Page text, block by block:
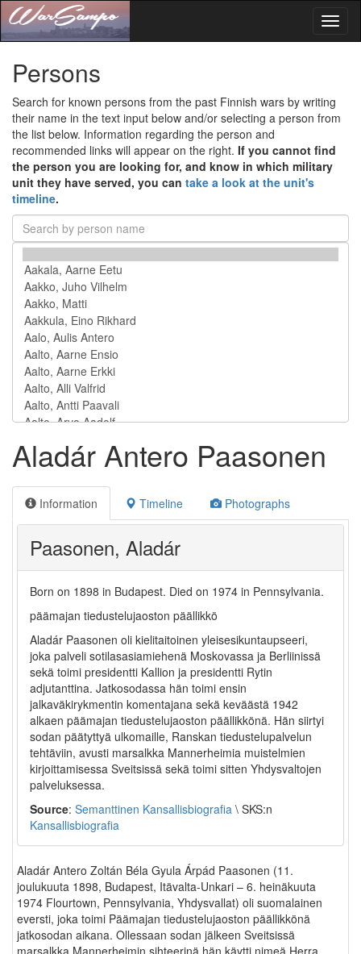
Persons
Search for known persons from the past Finnish wars by writing
their name in the text input below and/or selecting a person from
the list below. Information regarding the person and
recommended links will appear on the right. If you cannot find
the person you are looking for, and know in which military
unit they have served, you can take a look at the unit's
timeline.
Aladár Antero Paasonen
Information Timeline Photographs
Paasonen, Aladár
Born on 1898 in Budapest. Died on 1974 in Pennsylvania.
päämajan tiedustelujaoston päällikkö
Aladár Paasonen oli kielitaitoinen yleisesikuntaupseeri,
joka palveli sotilasasiamiehenä Moskovassa ja Berliinissä
sekä toimi presidentti Kallion ja presidentti Rytin
adjutanttina. Jatkosodassa hän toimi ensin
jalkaväkirykmentin komentajana sekä keväästä 1942
alkaen päämajan tiedustelujaoston päällikkönä. Hän siirtyi
sodan päätyttyä ulkomaille, Ranskan tiedustelupalvelun
tehtäviin, avusti marsalkka Mannerheimia muistelmien
kirjoittamisessa Sveitsissä sekä toimi sitten Yhdysvaltojen
palveluksessa.
Source: Semanttinen Kansallisbiografia \ SKS:n
Kansallisbiografia
Aladár Antero Zoltán Béla Gyula Árpád Paasonen (11.
joulukuuta 1898, Budapest, Itävalta-Unkari – 6. heinäkuuta
1974 Flourtown, Pennsylvania, Yhdysvallat) oli suomalainen
eversti, joka toimi Päämajan tiedustelujaoston päällikkönä
jatkosodan aikana. Ollessaan sodan jälkeen Sveitsissä
marsalkka Mannerheimin sihteerinä hän käytti nimeä Herra